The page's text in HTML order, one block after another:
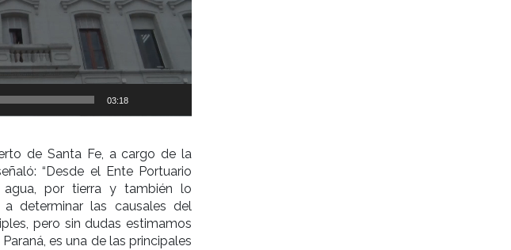
03:18
de Santa Fe, a cargo de la
“Desde el Ente Portuario
agua, por tierra y también lo
determinar las causales del
pero sin dudas estimamos
es una de las principales